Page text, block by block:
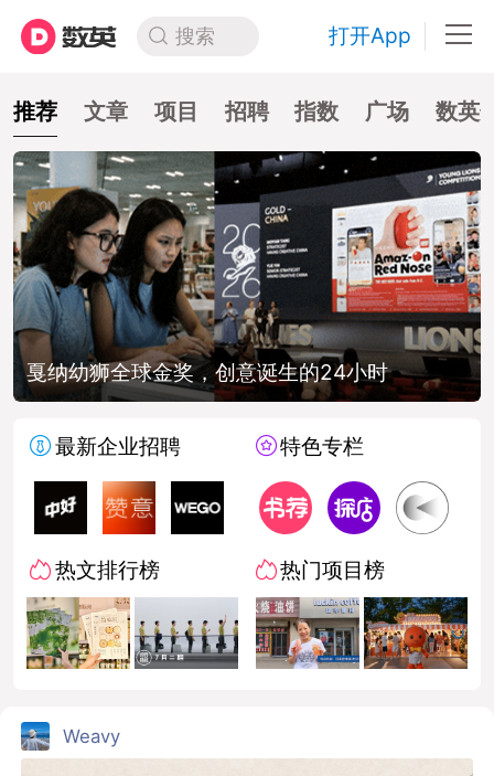
搜索 打开App
推荐 文章 项目 招聘 指数 广场 数英
狮全球金奖，创意诞生的24小时 品牌
最新企业招聘
热文排行榜
特色专栏
热门项目榜
Weavy